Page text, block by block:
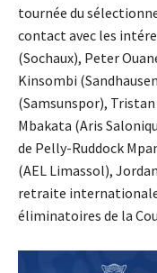
tournée du
contact avec les
(Sochaux), Peter
Kinsombi
(Samsunspor),
Mbakata (Aris
de Pelly-Ruddock
(AEL Limassol),
retraite
éliminatoires de la